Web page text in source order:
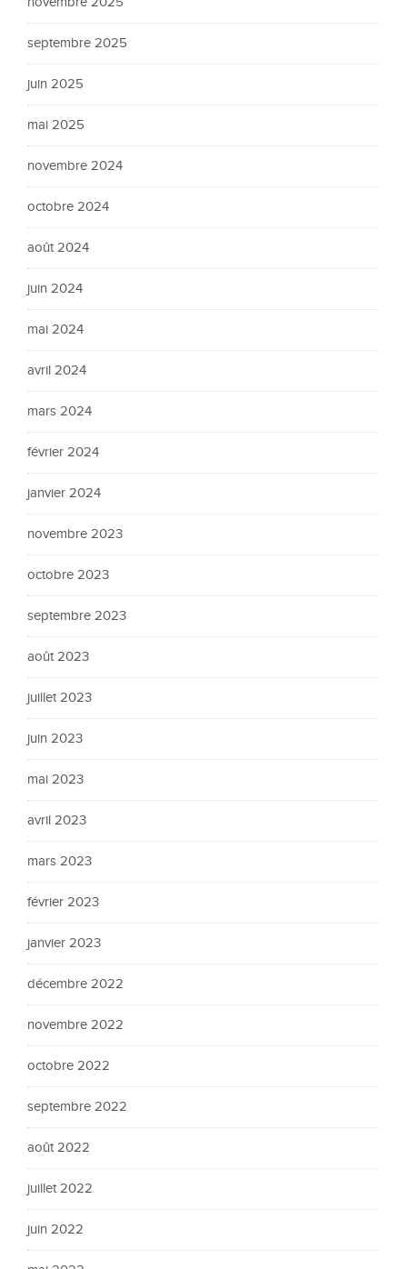
septembre 2025
juin 2025
mai 2025
novembre 2024
octobre 2024
août 2024
juin 2024
mai 2024
avril 2024
mars 2024
février 2024
janvier 2024
novembre 2023
octobre 2023
septembre 2023
août 2023
juillet 2023
juin 2023
mai 2023
avril 2023
mars 2023
février 2023
janvier 2023
décembre 2022
novembre 2022
octobre 2022
septembre 2022
août 2022
juillet 2022
juin 2022